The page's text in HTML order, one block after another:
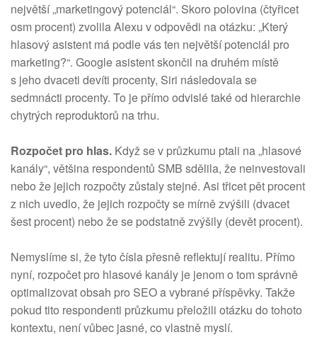
největší „marketingový potenciál“. Skoro polovina (čtyřicet
osm procent) zvolila Alexu v odpovědi na otázku: „Který
hlasový asistent má podle vás ten největší potenciál pro
marketing?“. Google asistent skončil na druhém místě
s jeho dvaceti devíti procenty, Siri následovala se
sedmnácti procenty. To je přímo odvislé také od hierarchie
chytrých reproduktorů na trhu.
Rozpočet pro hlas. Když se v průzkumu ptali na „hlasové
kanály“, většina respondentů SMB sdělila, že neinvestovali
nebo že jejich rozpočty zůstaly stejné. Asi třicet pět procent
z nich uvedlo, že jejich rozpočty se mírně zvýšili (dvacet
šest procent) nebo že se podstatně zvýšily (devět procent).
Nemyslíme si, že tyto čísla přesně reflektují realitu. Přímo
nyní, rozpočet pro hlasové kanály je jenom o tom správně
optimalizovat obsah pro SEO a vybrané příspěvky. Takže
pokud tito respondenti průzkumu přeložili otázku do tohoto
kontextu, není vůbec jasné, co vlastně myslí.